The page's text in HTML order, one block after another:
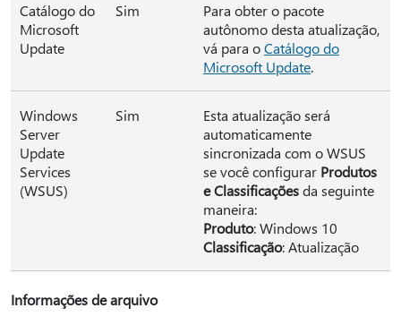
Catálogo do
Microsoft
Update
Sim
Para obter o pacote
autônomo desta atualização,
vá para oCatálogo do
Microsoft Update.
Windows
Server
Update
Services
(WSUS)
Sim
Esta atualização será
automaticamente
sincronizada com o WSUS
se você configurar Produtos
e Classificaçõesda seguinte
maneira:
Produto: Windows 10
Classificação: Atualização
Informações de arquivo